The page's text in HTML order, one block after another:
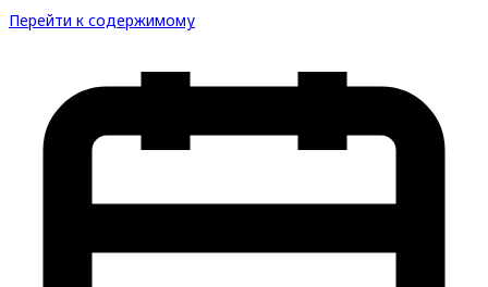
Перейти к содержимому